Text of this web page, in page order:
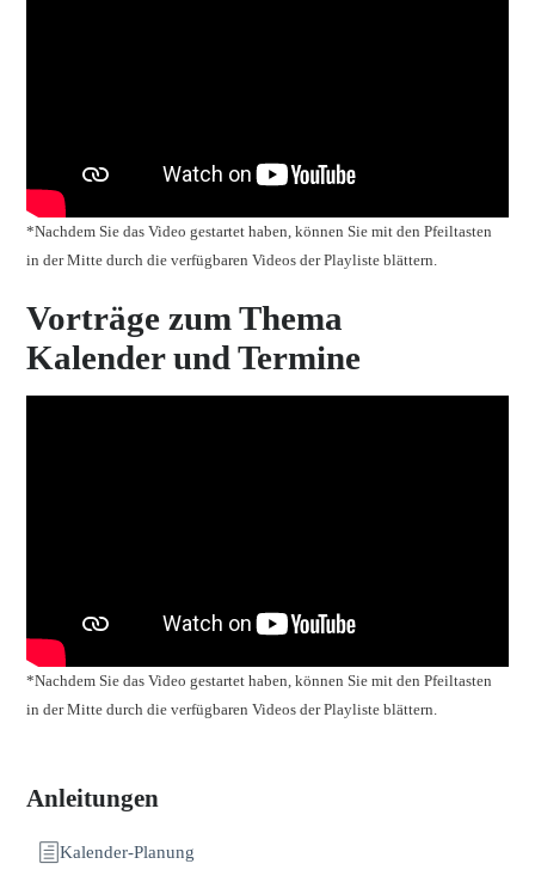
*Nachdem Sie das Video gestartet haben, können Sie mit den Pfeiltasten
in der Mitte durch die verfügbaren Videos der Playliste blättern.
Vorträge zum Thema
Kalender und Termine
*Nachdem Sie das Video gestartet haben, können Sie mit den Pfeiltasten
in der Mitte durch die verfügbaren Videos der Playliste blättern.
Anleitungen
Kalender-Planung